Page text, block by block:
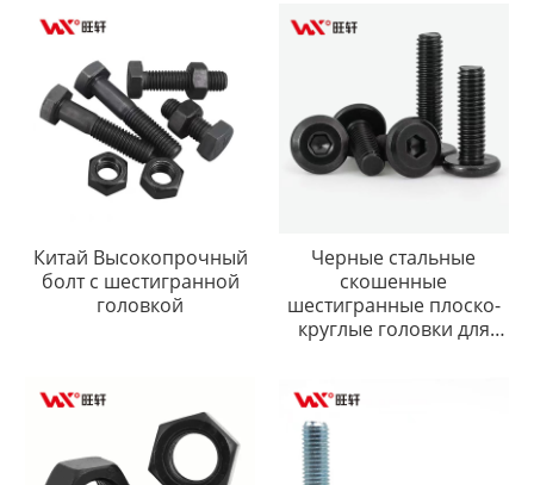
Китай Высокопрочный
болт с шестигранной
головкой
Черные стальные
скошенные
шестигранные плоско-
круглые головки для
кроватей с
шестигранным
углублением под ключ